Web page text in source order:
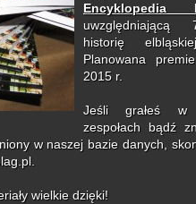
Encyklopedia
historię
Planowana
2015 r.
Jeśli grałeś w
zespołach bądź
w naszej bazie danych,
wielkie dzięki!